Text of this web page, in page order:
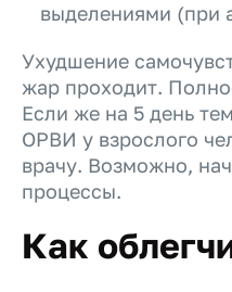
выделениями (при
Ухудшение
жар проходит.
Если же на 5 день
ОРВИ у взрослого
врачу. Возможно,
процессы.
Как